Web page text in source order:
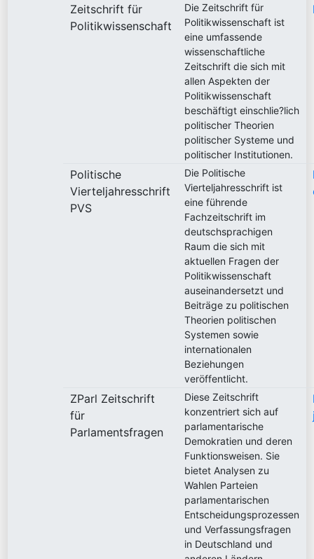
Zeitschrift für
Politikwissenschaft
Die Zeitschrift für
Politikwissenschaft ist
eine umfassende
wissenschaftliche
Zeitschrift die sich mit
allen Aspekten der
Politikwissenschaft
beschäftigt einschlie?lich
politischer Theorien
politischer Systeme und
politischer Institutionen.
Politische
Vierteljahresschrift
PVS
Die Politische
Vierteljahresschrift ist
eine führende
Fachzeitschrift im
deutschsprachigen
Raum die sich mit
aktuellen Fragen der
Politikwissenschaft
auseinandersetzt und
Beiträge zu politischen
Theorien politischen
Systemen sowie
internationalen
Beziehungen
veröffentlicht.
ZParl Zeitschrift
für
Parlamentsfragen
Diese Zeitschrift
konzentriert sich auf
parlamentarische
Demokratien und deren
Funktionsweisen. Sie
bietet Analysen zu
Wahlen Parteien
parlamentarischen
Entscheidungsprozessen
und Verfassungsfragen
in Deutschland und